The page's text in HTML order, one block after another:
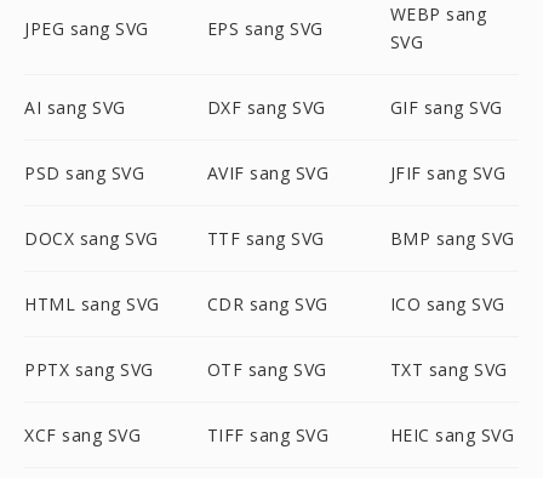
JPEG sang SVG EPS sang SVG
WEBP sang
SVG
AI sang SVG DXF sang SVG GIF sang SVG
PSD sang SVG AVIF sang SVG JFIF sang SVG
DOCX sang SVG TTF sang SVG BMP sang SVG
HTML sang SVG CDR sang SVG ICO sang SVG
PPTX sang SVG OTF sang SVG TXT sang SVG
XCF sang SVG TIFF sang SVG HEIC sang SVG